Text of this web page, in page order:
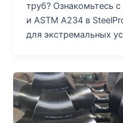
труб? Ознакомьтесь
и ASTM A234 в
для экстремальных